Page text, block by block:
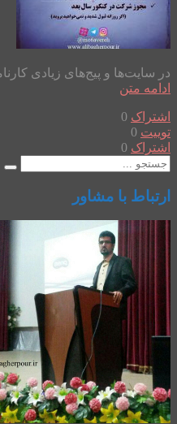
در سایت‌ها و پیج‌های زیادی
ادامه متن
اشتراک 0
توییت 0
اشتراک 0
ارتباط با مشاور